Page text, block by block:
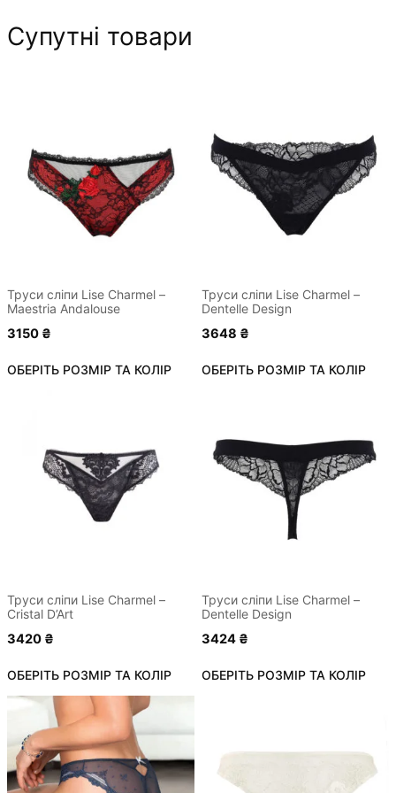
Супутні товари
Труси сліпи Lise Charmel –
Maestria Andalouse
3150 ₴
ОБЕРІТЬ РОЗМІР ТА КОЛІР
кілька
варіантів.
Параметри
сторінці
товару
Труси сліпи Lise Charmel –
Dentelle Design
3648 ₴
ОБЕРІТЬ РОЗМІР ТА КОЛІР
має
кілька
варіантів.
Параметри
сторінці
товару
Труси сліпи Lise Charmel –
Cristal D’Art
3420 ₴
ОБЕРІТЬ РОЗМІР ТА КОЛІР
кілька
варіантів.
Параметри
сторінці
товару
Труси сліпи Lise Charmel –
Dentelle Design
3424 ₴
ОБЕРІТЬ РОЗМІР ТА КОЛІР
має
кілька
варіантів.
сторінці
товару
Цей
товар
має
кілька